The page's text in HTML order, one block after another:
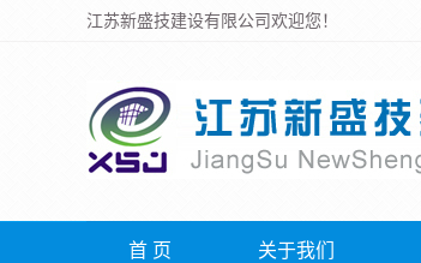
江苏新盛技建设有限公司欢迎您！
首 页 关于我们